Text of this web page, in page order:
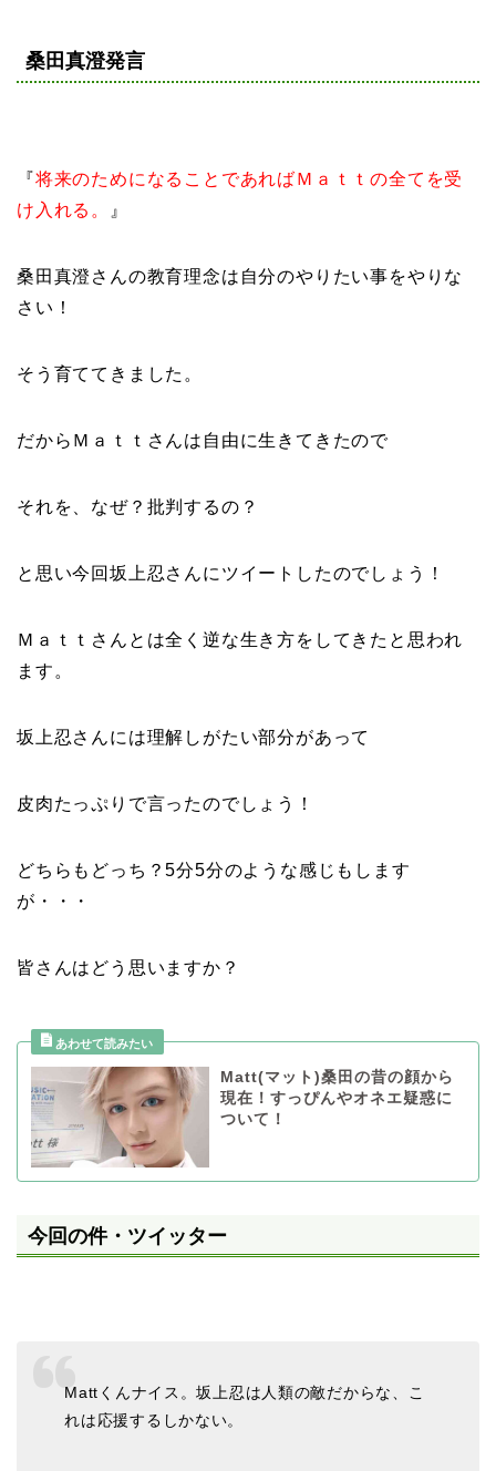
桑田真澄発言
『将来のためになることであればＭａｔｔの全てを受
け入れる。
』
桑田真澄さんの教育理念は自分のやりたい事をやりな
さい！
そう育ててきました。
だからＭａｔｔさんは自由に生きてきたので
それを、なぜ？批判するの？
と思い今回坂上忍さんにツイートしたのでしょう！
Ｍａｔｔさんとは全く逆な生き方をしてきたと思われ
ます。
坂上忍さんには理解しがたい部分があって
皮肉たっぷりで言ったのでしょう！
どちらもどっち？5分5分のような感じもします
が・・・
皆さんはどう思いますか？
Matt(マット)桑田の昔の顔から
現在！すっぴんやオネエ疑惑に
ついて！
今回の件・ツイッター
Mattくんナイス。坂上忍は人類の敵だからな、こ
れは応援するしかない。